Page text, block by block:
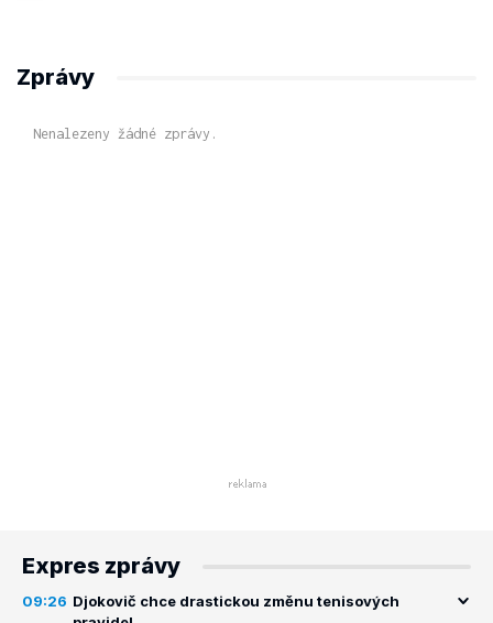
Zprávy
Nenalezeny žádné zprávy.
Expres zprávy
09:26 Djokovič chce drastickou změnu tenisových